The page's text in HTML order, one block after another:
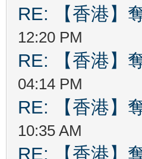
RE: 【香港】
12:20 PM
RE: 【香港】
04:14 PM
RE: 【香港】
10:35 AM
RE: 【香港】